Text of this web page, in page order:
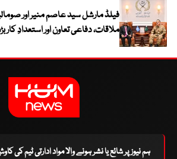
فیلڈ مارشل سید عاصم منیر اور
ملاقات، دفاعی تعاون اور استعدادِ کار
ہم نیوز پر شائع یا نشر ہونے والا مواد ادارتی ٹیم کی